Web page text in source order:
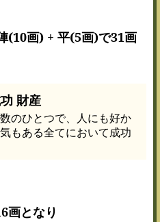
(10画) + 平(5画)で31画
財産
のひとつで、人にも好か
もある全てにおいて成功
画となり